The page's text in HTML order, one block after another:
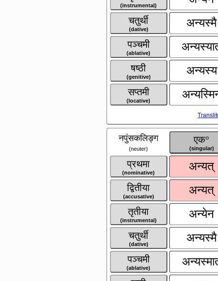
(instrumental)
चतुर्थी
(dative) अन्यस्मै
पञ्चमी
(ablative)
षष्ठी
(genitive) अन्यस्य
सप्तमी
(locative)
नपुंसकलिङ्ग
(neuter)
एक°
(singular)
प्रथमा
(nominative) अन्यत्
द्वितीया
(accusative) अन्यत्
तृतीया
(instrumental) अन्येन
चतुर्थी
(dative) अन्यस्मै
पञ्चमी
(ablative)